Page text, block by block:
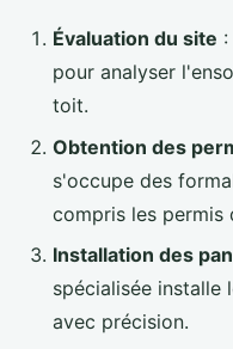
Évaluation du site
pour analyser
toit.
Obtention des
s'occupe des
compris les permis
Installation des
spécialisée installe
avec précision.